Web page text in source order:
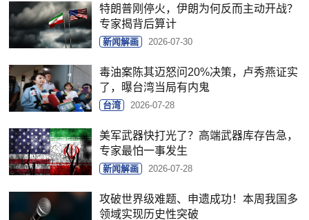
特朗普刚停火，伊朗为何反而主动开战？
专家揭背后算计
新闻解画 2026-07-30
毒油案陈其迈怒问20%决策，卢秀燕证实
了，曝台湾当局有内鬼
台湾 2026-07-28
美军武器快打光了？高端武器库存告急，
专家最怕一事发生
新闻解画 2026-07-28
攻破世界级难题、申遗成功！本周我国多
领域实现历史性突破